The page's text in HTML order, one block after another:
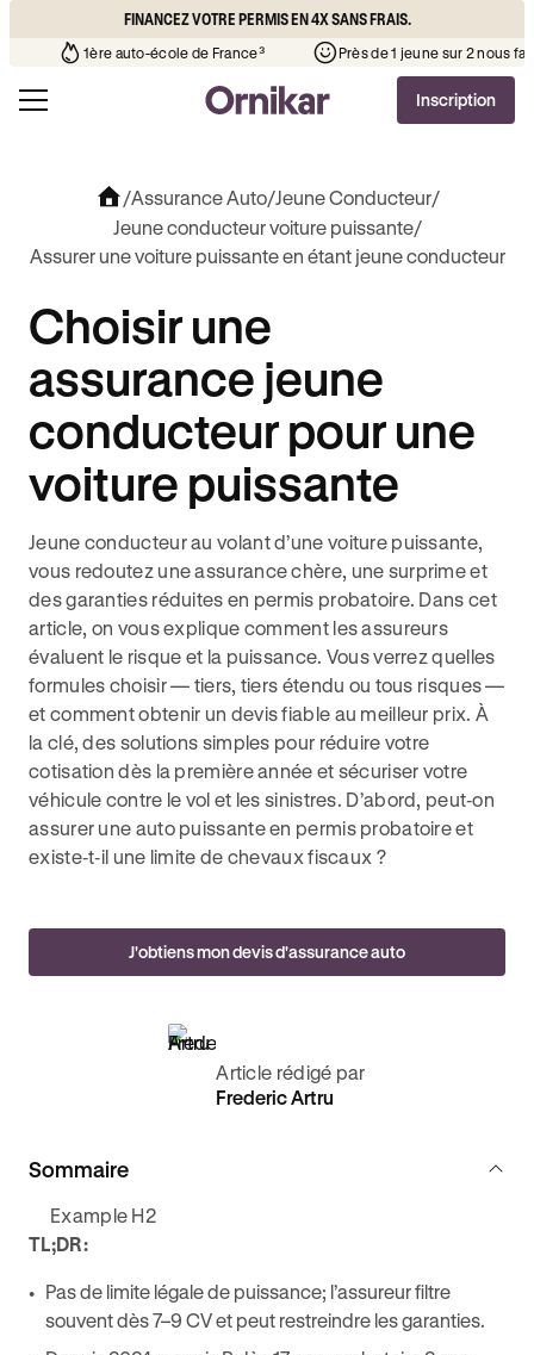
FINANCEZ VOTRE PERMIS EN 4X SANS FRAIS.
quartier¹ 1ère auto-école de France³ Près de 1 jeune
Inscription
/Assurance Auto/Jeune Conducteur/
Jeune conducteur voiture puissante/
Assurer une voiture puissante en étant jeune conducteur
Choisir une
assurance jeune
conducteur pour une
voiture puissante
Jeune conducteur au volant d’une voiture puissante,
vous redoutez une assurance chère, une surprime et
des garanties réduites en permis probatoire. Dans cet
article, on vous explique comment les assureurs
évaluent le risque et la puissance. Vous verrez quelles
formules choisir — tiers, tiers étendu ou tous risques —
et comment obtenir un devis fiable au meilleur prix. À
la clé, des solutions simples pour réduire votre
cotisation dès la première année et sécuriser votre
véhicule contre le vol et les sinistres. D’abord, peut‑on
assurer une auto puissante en permis probatoire et
existe‑t‑il une limite de chevaux fiscaux ?
J'obtiens mon devis d'assurance auto
Article rédigé par
Frederic Artru
Sommaire
Example H2
TL;DR:
Pas de limite légale de puissance; l’assureur filtre
souvent dès 7–9 CV et peut restreindre les garanties.